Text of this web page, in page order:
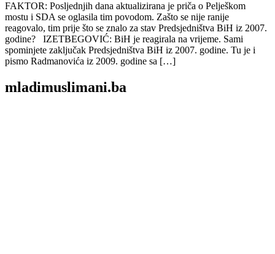
FAKTOR: Posljednjih dana aktualizirana je priča o Pelješkom
mostu i SDA se oglasila tim povodom. Zašto se nije ranije
reagovalo, tim prije što se znalo za stav Predsjedništva BiH iz 2007.
godine? IZETBEGOVIĆ: BiH je reagirala na vrijeme. Sami
spominjete zaključak Predsjedništva BiH iz 2007. godine. Tu je i
pismo Radmanovića iz 2009. godine sa […]
mladimuslimani.ba